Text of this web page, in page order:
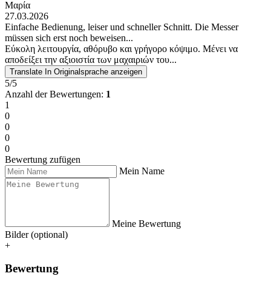
Μαρία
27.03.2026
Einfache Bedienung, leiser und schneller Schnitt. Die Messer
müssen sich erst noch beweisen...
Εύκολη λειτουργία, αθόρυβο και γρήγορο κόψιμο. Μένει να
αποδείξει την αξιοιστία των μαχαιριών του...
Translate In Originalsprache anzeigen
5/5
Anzahl der Bewertungen: 1
1
0
0
0
0
Bewertung zufügen
Mein Name
Meine Bewertung
Bilder (optional)
+
Bewertung